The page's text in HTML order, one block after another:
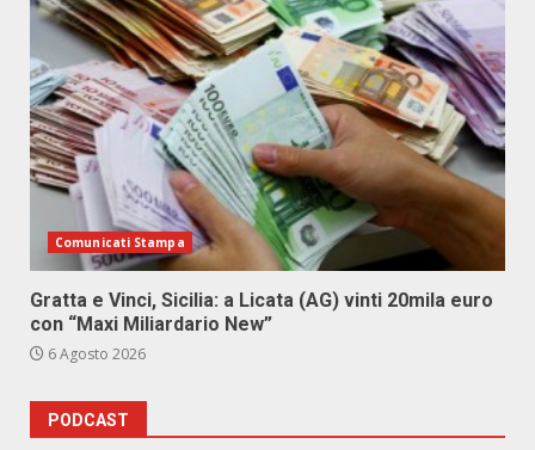
Comunicati Stampa
Gratta e Vinci, Sicilia: a Licata (AG) vinti 20mila euro
con “Maxi Miliardario New”
6 Agosto 2026
PODCAST